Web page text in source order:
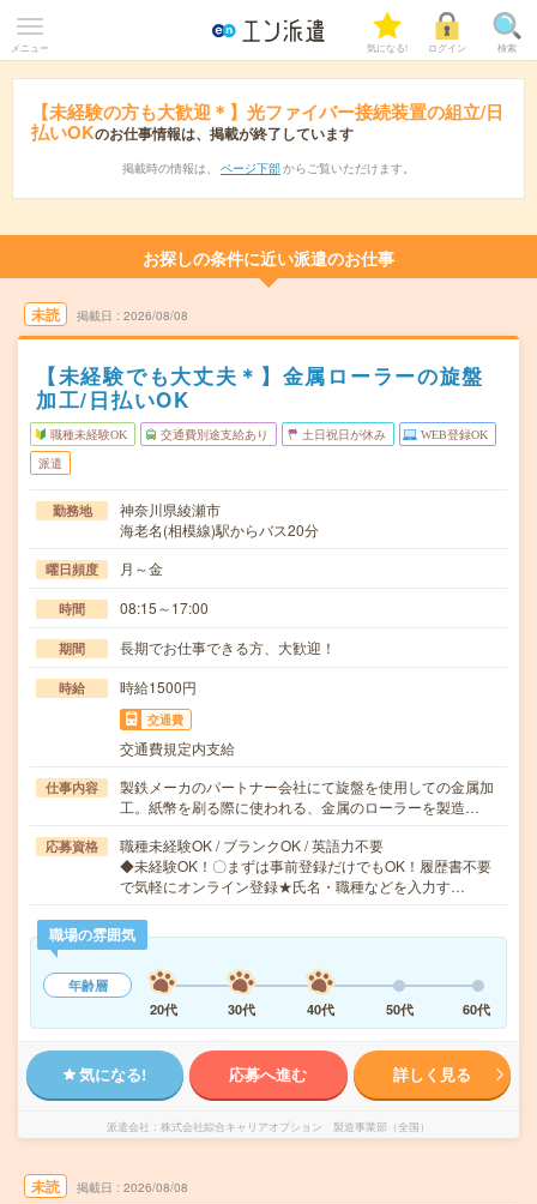
メニュー 気になる! ログイン 検索
【未経験の方も大歓迎＊】光ファイバー接続装置の組立/日
払いOKのお仕事情報は、掲載が終了しています
掲載時の情報は、 ページ下部 からご覧いただけます。
お探しの条件に近い派遣のお仕事
未読 掲載日 2026/08/08
【未経験でも大丈夫＊】金属ローラーの旋盤
加工/日払いOK
職種未経験OK 交通費別途支給あり 土日祝日が休み WEB登録OK
派遣
勤務地
神奈川県綾瀬市
海老名(相模線)駅からバス20分
曜日頻度 月～金
時間 08:15～17:00
期間 長期でお仕事できる方、大歓迎！
時給 時給1500円
交通費
交通費規定内支給
仕事内容
製鉄メーカのパートナー会社にて旋盤を使用しての金属加
工。紙幣を刷る際に使われる、金属のローラーを製造…
応募資格
職種未経験OK / ブランクOK / 英語力不要
◆未経験OK！〇まずは事前登録だけでもOK！履歴書不要
で気軽にオンライン登録★氏名・職種などを入力す…
職場の雰囲気
年齢層
20代
30代 40代 50代 60代
気になる! 応募へ進む 詳しく見る
派遣会社 株式会社綜合キャリアオプション 製造事業部（全国）
未読 掲載日 2026/08/08